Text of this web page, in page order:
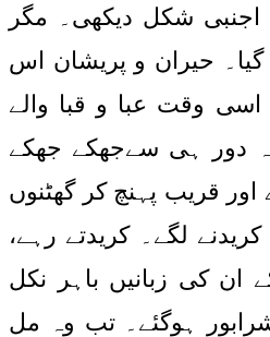
اجنبی شکل دیکھی۔ مگر
گیا۔ حیران و پریشان اس
اسی وقت عبا و قبا والے
دور ہی سےجھکے جھکے
قریب پہنچ کر گھٹنوں
لگے۔ کریدتے رہے،
ان کی زبانیں باہر نکل
ہوگئے۔ تب وہ مل